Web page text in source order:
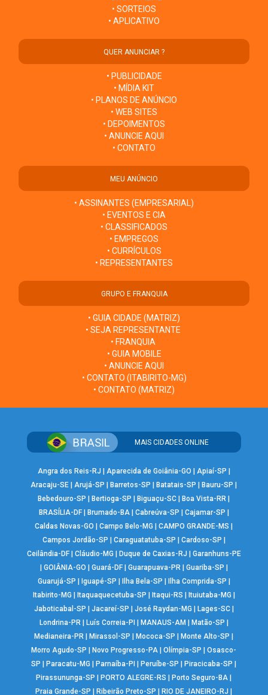
• SORTEIOS
• APLICATIVO
QUER ANUNCIAR ?
• PUBLICIDADE
• MÍDIA KIT
• PLANOS DE ANÚNCIO
• WEB SITES
• DEPOIMENTOS
• ANUNCIE AQUI
• CONTATO
MEU ANÚNCIO
• ASSINANTES (EMPRESARIAL)
• EVENTOS E CIA
• CLASSIFICADOS
• EMPREGOS
• CURRÍCULOS
• REPRESENTANTES
GRUPO E FRANQUIA
• GUIA CIDADE (MATRIZ)
• SEJA REPRESENTANTE
• FRANQUIA
• GUIA MOBILE
• ANUNCIE AQUI
• CONTATO (ITABIRITO-MG)
• CONTATO (MATRIZ)
MAIS CIDADES ONLINE
Angra dos Reis-RJ | Aparecida de Goiânia-GO | Apiaí-SP |
Aracaju-SE | Arujá-SP |Barretos-SP |Batatais-SP |Bauru-SP |
Bebedouro-SP |Bertioga-SP |Biguaçu-SC |Boa Vista-RR |
BRASÍLIA-DF| Brumado-BA| Cabreúva-SP | Cajamar-SP |
Caldas Novas-GO |Campo Belo-MG |CAMPO GRANDE-MS |
Campos Jordão-SP | Caraguatatuba-SP | Cardoso-SP |
Ceilândia-DF| Cláudio-MG | Duque de Caxias-RJ | Garanhuns-PE
| GOIÂNIA-GO | Guará-DF| Guarapuava-PR | Guariba-SP |
Guarujá-SP | Iguapé-SP | Ilha Bela-SP | Ilha Comprida-SP |
Itabirito-MG | Itaquaquecetuba-SP | Itaqui-RS | Ituiutaba-MG |
Jaboticabal-SP | Jacareí-SP | José Raydan-MG | Lages-SC|
Londrina-PR | Luís Correia-PI | MANAUS-AM | Matão-SP |
Medianeira-PR |Mirassol-SP |Mococa-SP |Monte Alto-SP |
Morro Agudo-SP |Novo Progresso-PA |Olímpia-SP |Osasco-
SP |Paracatu-MG |Parnaíba-PI |Peruíbe-SP |Piracicaba-SP |
Pirassununga-SP |PORTO ALEGRE-RS |Porto Seguro-BA |
Praia Grande-SP |Ribeirão Preto-SP |RIO DE JANEIRO-RJ |